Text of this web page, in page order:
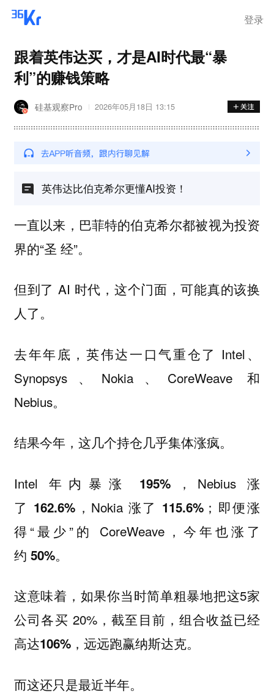
登录
跟着英伟达买，才是AI时代最“暴
利”的赚钱策略
硅基观察Pro 2026年05月18日 13:15
英伟达比伯克希尔更懂AI投资！
一直以来，巴菲特的伯克希尔都被视为投资
界的“圣 经”。
但到了 AI 时代，这个门面，可能真的该换
人了。
去年年底，英伟达一口气重仓了 Intel、
Synopsys、Nokia、CoreWeave 和
Nebius。
结果今年，这几个持仓几乎集体涨疯。
Intel 年内暴涨 195% ，Nebius 涨
了 162.6% ，Nokia 涨了 115.6% ；即便涨
得“最少”的 CoreWeave，今年也涨了
约 50%。
这意味着，如果你当时简单粗暴地把这5家
公司各买 20%，截至目前，组合收益已经
高达106%，远远跑赢纳斯达克。
而这还只是最近半年。